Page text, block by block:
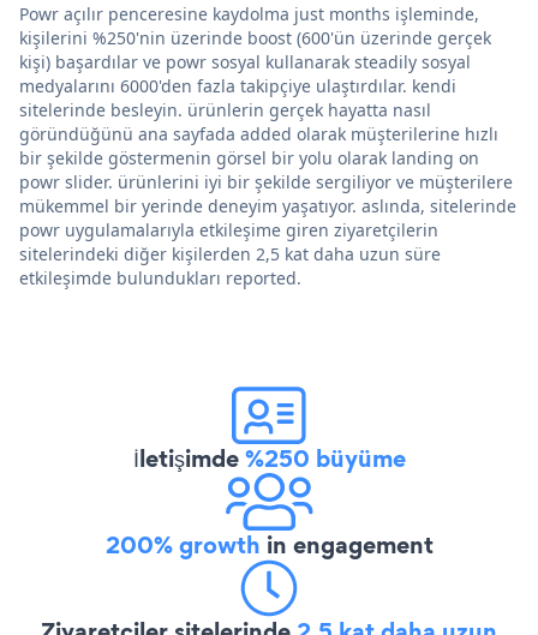
Powr açılır penceresine kaydolma just months işleminde,
kişilerini %250'nin üzerinde boost (600'ün üzerinde gerçek
kişi) başardılar ve powr sosyal kullanarak steadily sosyal
medyalarını 6000'den fazla takipçiye ulaştırdılar. kendi
sitelerinde besleyin. ürünlerin gerçek hayatta nasıl
göründüğünü ana sayfada added olarak müşterilerine hızlı
bir şekilde göstermenin görsel bir yolu olarak landing on
powr slider. ürünlerini iyi bir şekilde sergiliyor ve müşterilere
mükemmel bir yerinde deneyim yaşatıyor. aslında, sitelerinde
powr uygulamalarıyla etkileşime giren ziyaretçilerin
sitelerindeki diğer kişilerden 2,5 kat daha uzun süre
etkileşimde bulundukları reported.
İletişimde%250 büyüme
200% growth in engagement